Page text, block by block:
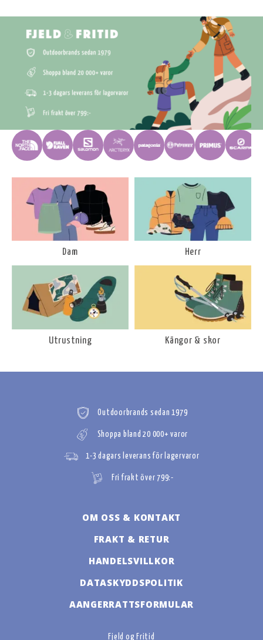
Dam Herr
Utrustning Kängor & skor
Outdoorbrands sedan 1979
Shoppa bland 20 000+ varor
1-3 dagars leverans för lagervaror
Fri frakt över 799:-
OM OSS & KONTAKT
FRAKT & RETUR
HANDELSVILLKOR
DATASKYDDSPOLITIK
AANGERRATTSFORMULAR
Fjeld og Fritid